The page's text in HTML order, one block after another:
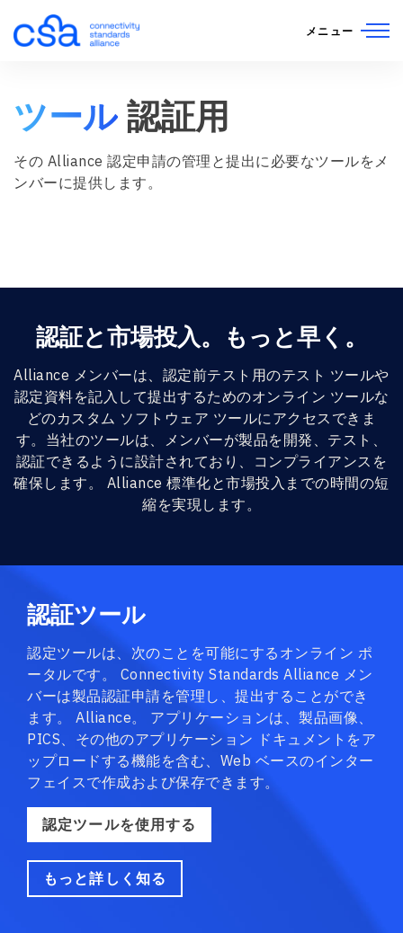
コンテンツにスキップ
メニュー
ツール 認証用
その Alliance 認定申請の管理と提出に必要なツールをメ
ンバーに提供します。
認証と市場投入。もっと早く。
Alliance メンバーは、認定前テスト用のテスト ツールや
認定資料を記入して提出するためのオンライン ツールな
どのカスタム ソフトウェア ツールにアクセスできま
す。当社のツールは、メンバーが製品を開発、テスト、
認証できるように設計されており、コンプライアンスを
確保します。 Alliance 標準化と市場投入までの時間の短
縮を実現します。
認証ツール
認定ツールは、次のことを可能にするオンライン ポ
ータルです。 Connectivity Standards Alliance メン
バーは製品認証申請を管理し、提出することができ
ます。 Alliance。 アプリケーションは、製品画像、
PICS、その他のアプリケーション ドキュメントをア
ップロードする機能を含む、Web ベースのインター
フェイスで作成および保存できます。
認定ツールを使用する
もっと詳しく知る